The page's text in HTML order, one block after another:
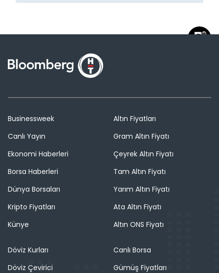
Businessweek
Canlı Yayın
Ekonomi Haberleri
Borsa Haberleri
Dünya Borsaları
Kripto Fiyatları
Künye
Altın Fiyatları
Gram Altın Fiyatı
Çeyrek Altın Fiyatı
Tam Altın Fiyatı
Yarım Altın Fiyatı
Ata Altın Fiyatı
Altın ONS Fiyatı
Döviz Kurları
Döviz Çevirici
Canlı Borsa
Gümüş Fiyatları